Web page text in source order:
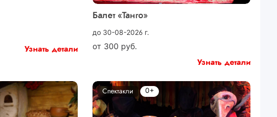
Узнать детали
Балет «Танго»
до 30-08-2026 г.
от 300 руб.
Узнать детали
Спектакли 0+